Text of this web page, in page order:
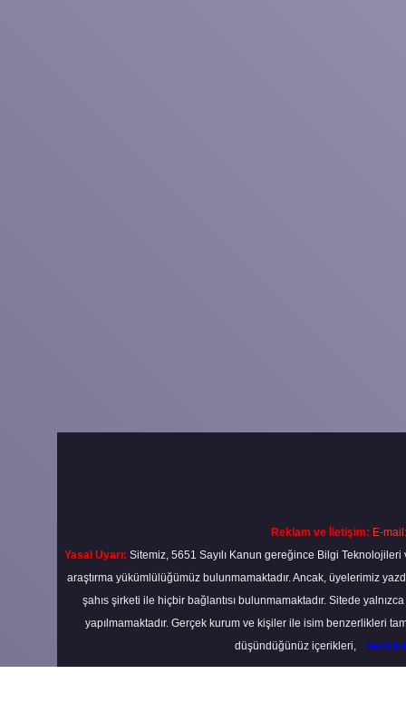
Reklam ve İletişim: E-mail:
Yasal Uyarı: Sitemiz, 5651 Sayılı Kanun gereğince Bilgi
araştırma yükümlülüğümüz bulunmamaktadır. Ancak, üyelerimiz
şahıs şirketi ile hiçbir bağlantısı bulunmamaktadır. Sitede
yapılmamaktadır. Gerçek kurum ve kişiler ile isim benzerlikleri
düşündüğünüz içerikleri,